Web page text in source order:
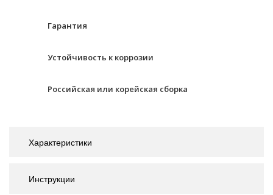
Гарантия
Устойчивость к коррозии
Российская или корейская сборка
Характеристики
Инструкции